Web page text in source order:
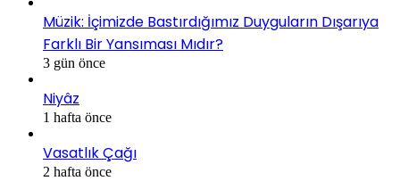
Müzik: İçimizde Bastırdığımız Duyguların Dışarıya
Farklı Bir Yansıması Mıdır?
3 gün önce
Niyâz
1 hafta önce
Vasatlık Çağı
2 hafta önce